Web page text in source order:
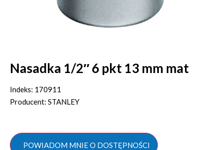
Nasadka 1/2″ 6 pkt 13 mm mat
Indeks: 170911
Producent: STANLEY
POWIADOM MNIE O DOSTĘPNOŚCI